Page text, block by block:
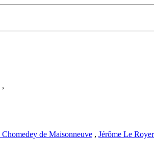
,
Chomedey de Maisonneuve , Jérôme Le